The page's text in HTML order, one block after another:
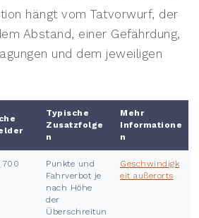
hängt vom Tatvorwurf, der
Abstand, einer Gefährdung,
und dem jeweiligen
Typische
Zusatzfolge
n
Mehr
Informatione
n
700
Punkte und
Fahrverbot je
nach Höhe
der
Überschreitun
Geschwindigk
eit außerorts